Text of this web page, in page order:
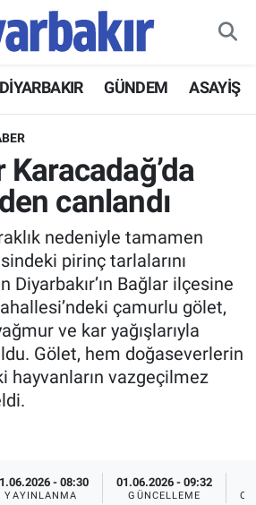
DİYARBAKIR GÜNDEM ASAYİŞ
Karacadağ’da
canlandı
nedeniyle tamamen
pirinç tarlalarını
Diyarbakır’ın Bağlar ilçesine
çamurlu gölet,
ve kar yağışlarıyla
Gölet, hem doğaseverlerin
hayvanların vazgeçilmez
- 08:30
YAYINLANMA
01.06.2026 - 09:32
GÜNCELLEME
Durumu ve Fikstür